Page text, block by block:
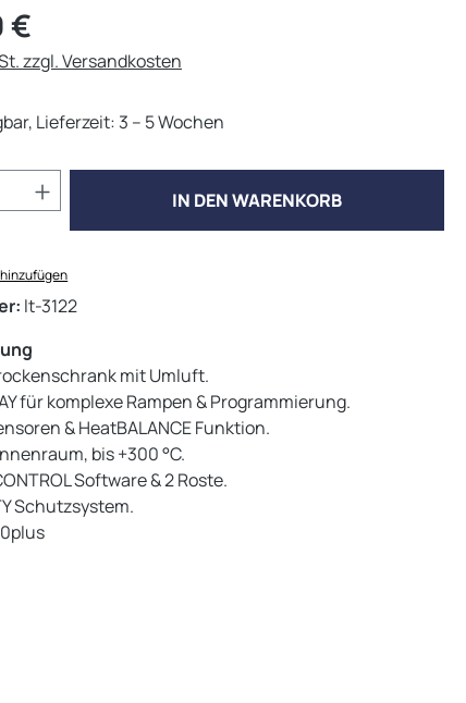
€
zzgl. Versandkosten
Lieferzeit: 3 – 5 Wochen
Gib den gewünschten Wert
IN DEN WARENKORB
lt-3122
mit Umluft.
für komplexe Rampen & Programmierung.
& HeatBALANCE Funktion.
bis +300 °C.
Software & 2 Roste.
Schutzsystem.